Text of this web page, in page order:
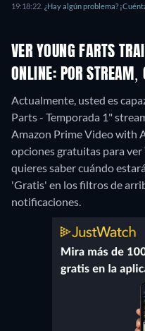
19:18:22. ¿Hay algún problema?
VER YOUNG FARTS
ONLINE: POR STREAM,
Actualmente, usted es
Parts - Temporada 1"
Amazon Prime Video with
opciones gratuitas para ver
quieres saber cuándo
'Gratis' en los filtros de
notificaciones.